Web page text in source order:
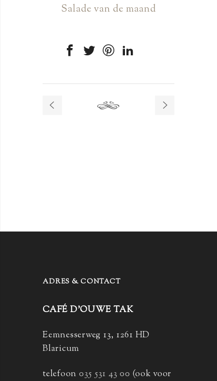
Salade van de maand
ADRES & CONTACT
CAFÉ D’OUWE TAK
Eemnesserweg 13, 1261 HD
Blaricum
telefoon 035 531 43 00 (ook voor